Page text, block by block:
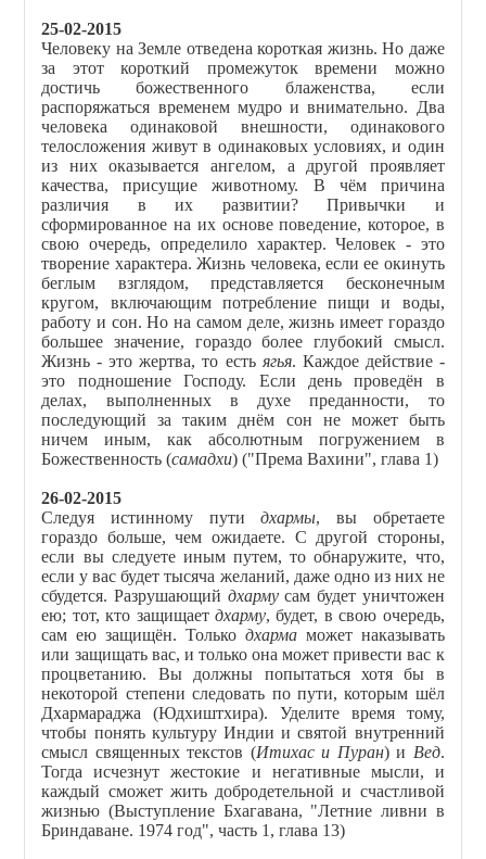
25-02-2015
Человеку на Земле отведена короткая жизнь. Но даже
за этот короткий промежуток времени можно
достичь божественного блаженства, если
распоряжаться временем мудро и внимательно. Два
человека одинаковой внешности, одинакового
телосложения живут в одинаковых условиях, и один
из них оказывается ангелом, а другой проявляет
качества, присущие животному. В чём причина
различия в их развитии? Привычки и
сформированное на их основе поведение, которое, в
свою очередь, определило характер. Человек - это
творение характера. Жизнь человека, если ее окинуть
беглым взглядом, представляется бесконечным
кругом, включающим потребление пищи и воды,
работу и сон. Но на самом деле, жизнь имеет гораздо
большее значение, гораздо более глубокий смысл.
Жизнь - это жертва, то есть ягья. Каждое действие -
это подношение Господу. Если день проведён в
делах, выполненных в духе преданности, то
последующий за таким днём сон не может быть
ничем иным, как абсолютным погружением в
Божественность (самадхи) ("Према Вахини", глава 1)
26-02-2015
Следуя истинному путидхармы, вы обретаете
гораздо больше, чем ожидаете. С другой стороны,
если вы следуете иным путем, то обнаружите, что,
если у вас будет тысяча желаний, даже одно из них не
сбудется. Разрушающий дхармусам будет уничтожен
ею; тот, кто защищает дхарму, будет, в свою очередь,
сам ею защищён. Только дхармаможет наказывать
или защищать вас, и только она может привести вас к
процветанию. Вы должны попытаться хотя бы в
некоторой степени следовать по пути, которым шёл
Дхармараджа (Юдхиштхира). Уделите время тому,
чтобы понять культуру Индии и святой внутренний
смысл священных текстов (Итихас и Пуран) и Вед.
Тогда исчезнут жестокие и негативные мысли, и
каждый сможет жить добродетельной и счастливой
жизнью (Выступление Бхагавана, "Летние ливни в
Бриндаване. 1974 год", часть 1, глава 13)